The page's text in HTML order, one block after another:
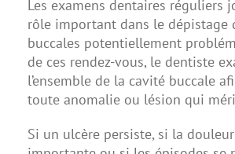
Les examens dentaires réguliers
rôle important dans le dépistage
buccales potentiellement
de ces rendez-vous, le dentiste
l’ensemble de la cavité buccale
toute anomalie ou lésion qui
Si un ulcère persiste, si la